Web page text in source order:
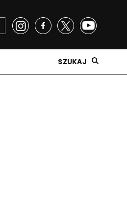
SZUKAJ